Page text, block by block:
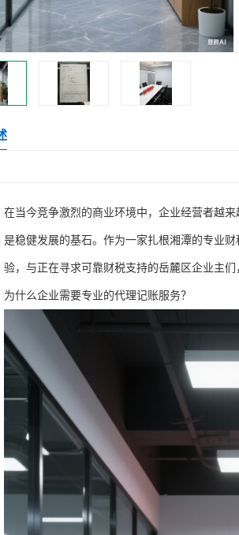
在当今竞争激烈的商业环境中，企业经营者越
是稳健发展的基石。作为一家扎根湘潭的专业
验，与正在寻求可靠财税支持的岳麓区企业主们
为什么企业需要专业的代理记账服务？